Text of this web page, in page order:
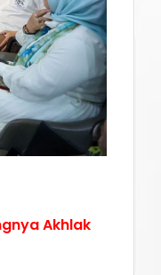
Akhlak